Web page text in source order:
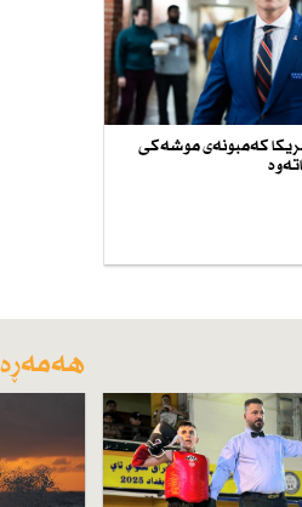
كەمبونەی موشەكی